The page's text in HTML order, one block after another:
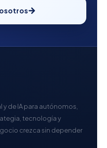
de IA para autónomos,
tecnología y
crezca sin depender